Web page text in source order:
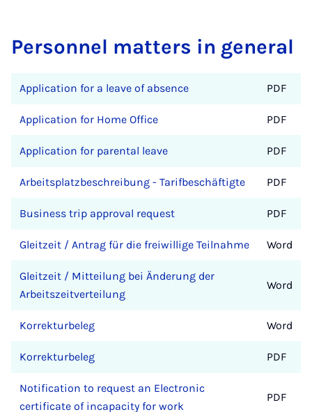
Personnel matters in general
Application for a leave of absence PDF
Application for Home Office PDF
Application for parental leave PDF
Arbeitsplatzbeschreibung - Tarifbeschäftigte PDF
Business trip approval request PDF
Gleitzeit / Antrag für die freiwillige Teilnahme Word
Gleitzeit / Mitteilung bei Änderung der
Arbeitszeitverteilung
Word
Korrekturbeleg Word
Korrekturbeleg PDF
Notification to request an Electronic
certificate of incapacity for work
PDF